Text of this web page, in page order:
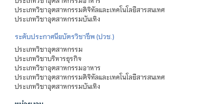
ประเภทวิชาอุตสาหกรรมดิจิทัลและเทคโนโลยีสารสนเทศ
ประเภทวิชาอุตสาหกรรมบันเทิง
ระดับประกาศนียบัตรวิชาชีพ (ปวช.)
ประเภทวิชาอุตสาหกรรม
ประเภทวิชาบริหารธุรกิจ
ประเภทวิชาอุตสาหกรรมอาหาร
ประเภทวิชาอุตสาหกรรมดิจิทัลและเทคโนโลยีสารสนเทศ
ประเภทวิชาอุตสาหกรรมบันเทิง